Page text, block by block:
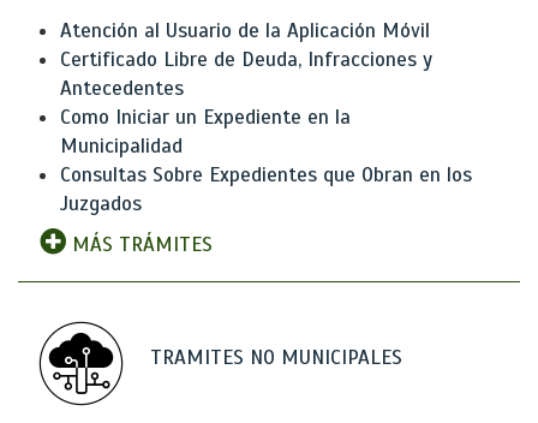
Atención al Usuario de la Aplicación Móvil
Certificado Libre de Deuda, Infracciones y
Antecedentes
Como Iniciar un Expediente en la
Municipalidad
Consultas Sobre Expedientes que Obran en los
Juzgados
MÁS TRÁMITES
TRAMITES NO MUNICIPALES